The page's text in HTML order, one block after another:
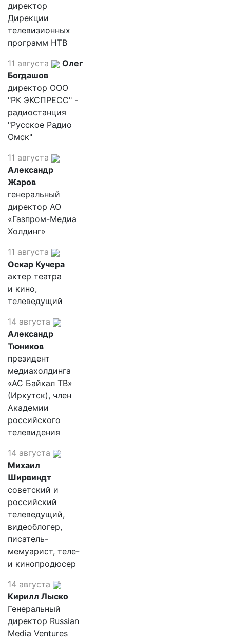
директор
Дирекции
телевизионных
программ НТВ
11 августа
Олег
Богдашов
директор ООО
"РК ЭКСПРЕСС" -
радиостанция
"Русское Радио
Омск"
11 августа
Александр
Жаров
генеральный
директор АО
«Газпром-Медиа
Холдинг»
11 августа
Оскар Кучера
актер театра
и кино,
телеведущий
14 августа
Александр
Тюников
президент
медиахолдинга
«АС Байкал ТВ»
(Иркутск), член
Академии
российского
телевидения
14 августа
Михаил
Ширвиндт
советский и
российский
телеведущий,
видеоблогер,
писатель-
мемуарист, теле-
и кинопродюсер
14 августа
Кирилл Лыско
Генеральный
директор Russian
Media Ventures